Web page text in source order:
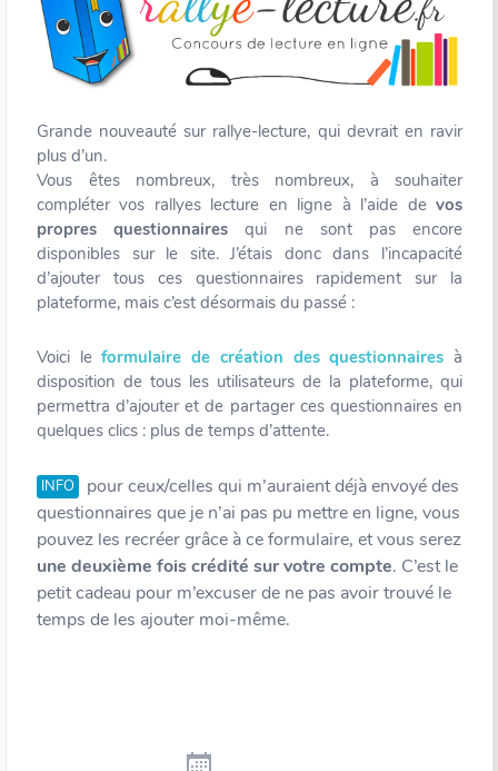
Grande nouveauté sur rallye-lecture, qui devrait en ravir
plus d’un.
Vous êtes nombreux, très nombreux, à souhaiter
compléter vos rallyes lecture en ligne à l’aide de vos
propres questionnaires qui ne sont pas encore
disponibles sur le site. J’étais donc dans l’incapacité
d’ajouter tous ces questionnaires rapidement sur la
plateforme, mais c’est désormais du passé :
Voici leformulaire de création des questionnaires à
disposition de tous les utilisateurs de la plateforme, qui
permettra d’ajouter et de partager ces questionnaires en
quelques clics : plus de temps d’attente.
INFO
pour ceux/celles qui m’auraient déjà envoyé des
questionnaires que je n’ai pas pu mettre en ligne, vous
pouvez les recréer grâce à ce formulaire, et vous serez
une deuxième fois crédité sur votre compte. C’est le
petit cadeau pour m’excuser de ne pas avoir trouvé le
temps de les ajouter moi-même.